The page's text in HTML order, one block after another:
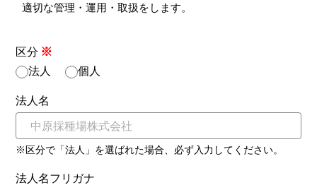
適切な管理・運用・取扱をします。
区分 ※
法人 個人
法人名
※区分で「法人」を選ばれた場合、必ず入力してください。
法人名フリガナ